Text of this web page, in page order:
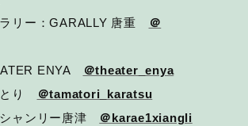
リー：GARALLY 唐重
＠
ENYA
＠theater_enya
とり
＠tamatori_karatsu
ャンリー唐津
＠karae1xiangli